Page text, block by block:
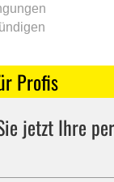
Profis
jetzt Ihre